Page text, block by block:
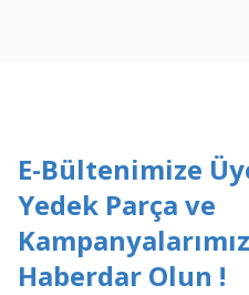
E-Bültenimize
Yedek Parça ve
Haberdar Olun !